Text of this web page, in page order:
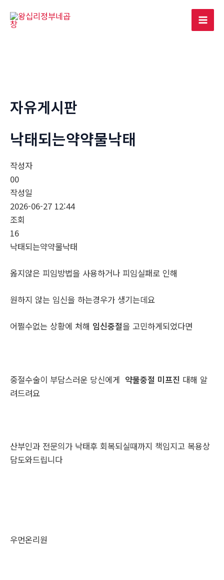
Main
자유게시판
낙태되는약약물낙태
작성자
00
작성일
2026-06-27 12:44
조회
16
낙태되는약약물낙태
옳지않은 피임방법을 사용하거나 피임실패로 인해
원하지 않는 임신을 하는경우가 생기는데요
어쩔수없는 상황에 처해 임신중절을 고민하게되었다면
중절수술이 부담스러운 당신에게 약물중절 미프진 대해 알
려드려요
산부인과 전문의가 낙태후 회복되실때까지 책임지고 복용상
담도와드립니다
우먼온리원